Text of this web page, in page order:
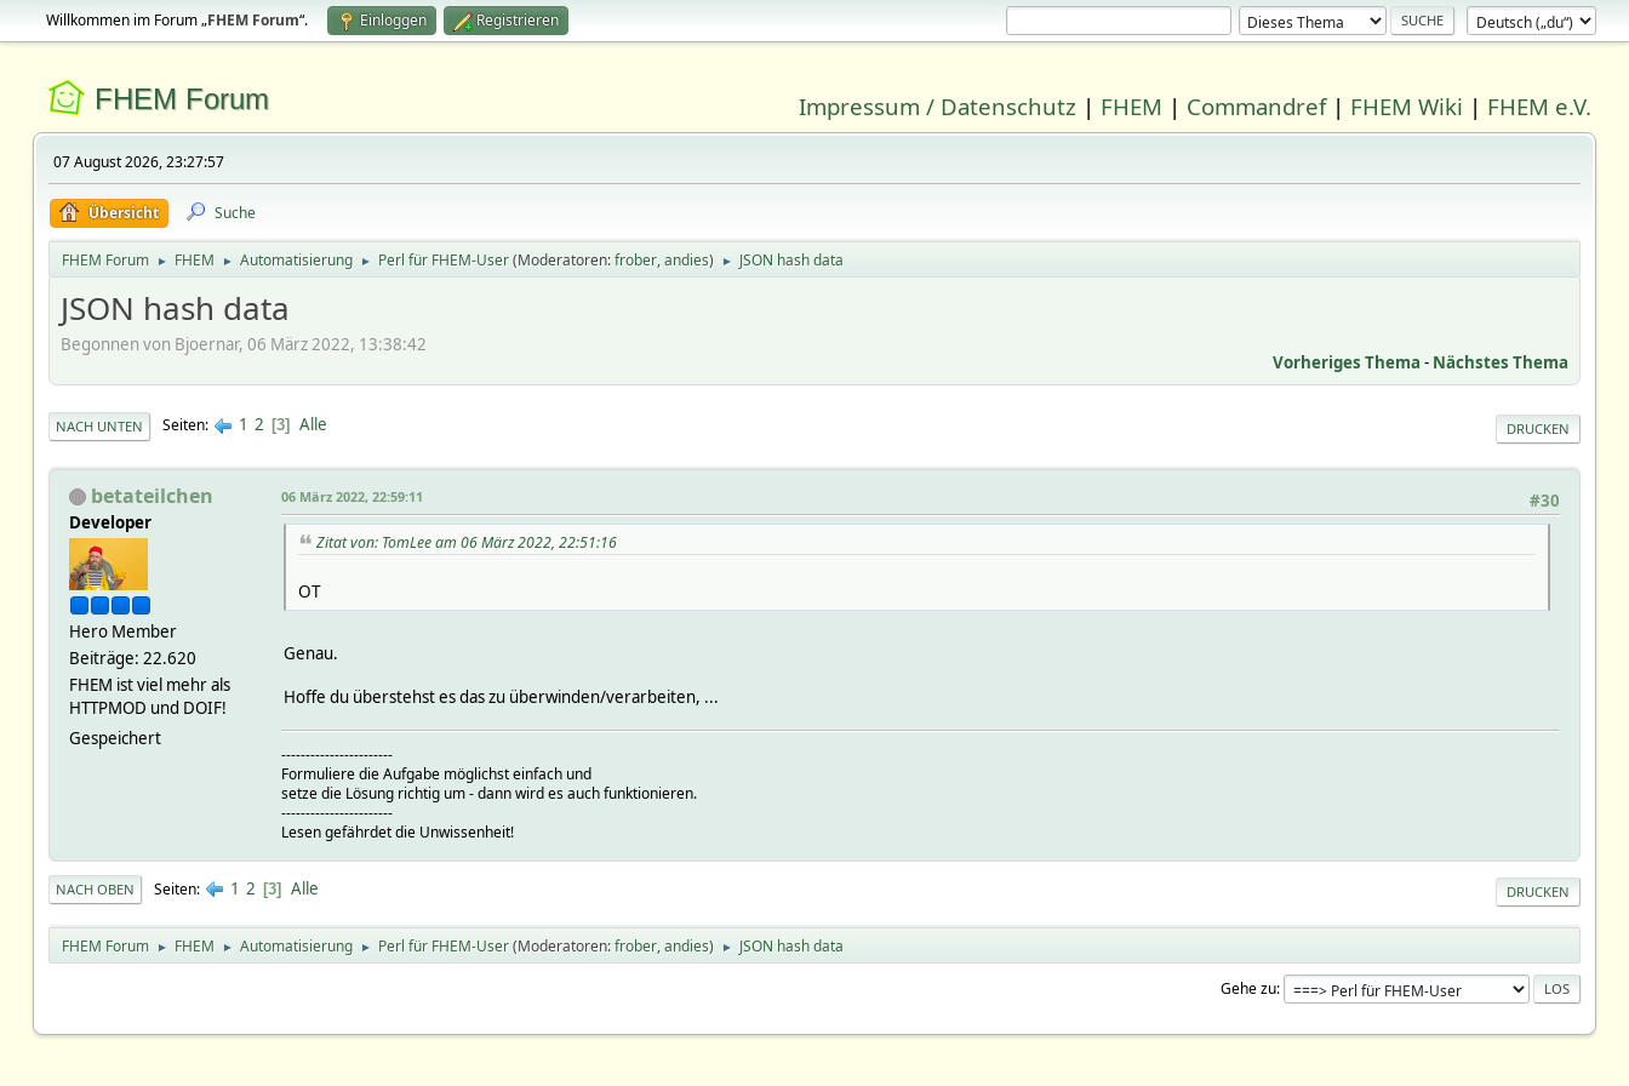
Willkommen im Forum „FHEM Forum“. Einloggen Registrieren
FHEM Forum Impressum / Datenschutz | FHEM | Commandref| FHEM Wiki | FHEM e.V.
07 August 2026, 23:27:57
Übersicht Suche
FHEM Forum ► FHEM ► Automatisierung ► Perl für FHEM-User(Moderatoren:frober,andies) ► JSON hash data
JSON hash data
Begonnen von Bjoernar, 06 März 2022, 13:38:42
Vorheriges Thema - Nächstes Thema
DRUCKEN
NACH UNTEN Seiten 1 2 3 Alle
betateilchen
Developer
Hero Member
Beiträge: 22.620
FHEM ist viel mehr als
HTTPMOD und DOIF!
Gespeichert
#30
06 März 2022, 22:59:11
Zitat von: TomLee am 06 März 2022, 22:51:16
OT
Genau.
Hoffe du überstehst es das zu überwinden/verarbeiten, ...
-----------------------
Formuliere die Aufgabe möglichst einfach und
setze die Lösung richtig um - dann wird es auch funktionieren.
-----------------------
Lesen gefährdet die Unwissenheit!
DRUCKEN
NACH OBEN Seiten 1 2 3 Alle
FHEM Forum ► FHEM ► Automatisierung ► Perl für FHEM-User(Moderatoren:frober,andies) ► JSON hash data
Gehe zu